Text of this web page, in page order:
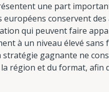
une part
européens conservent
qui peuvent faire
à un niveau élevé
gagnante ne
région et du format, afin